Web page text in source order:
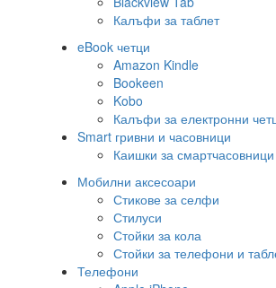
Калъфи за таблет
eBook четци
Amazon Kindle
Bookeen
Kobo
Калъфи за електронни
Smart гривни и часовници
Каишки за смартчасовници
Мобилни аксесоари
Стикове за селфи
Стилуси
Стойки за кола
Стойки за телефони и
Телефони